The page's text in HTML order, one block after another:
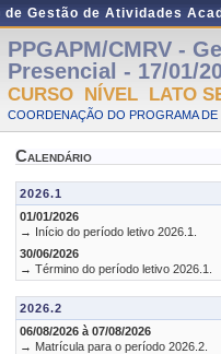
de Gestão de Atividades
PPGAPM/CMRV -
Presencial - 17/01/
CURSO NÍVEL LATO
COORDENAÇÃO DO PROGRAMA
Calendário
2026.1
01/01/2026
→ Início do período letivo 2026.1.
30/06/2026
→ Término do período letivo 2026.1.
2026.2
06/08/2026 à 07/08/2026
→ Matrícula para o período 2026.2.